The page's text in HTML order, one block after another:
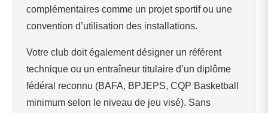
complémentaires comme un projet sportif ou une
convention d’utilisation des installations.
Votre club doit également désigner un référent
technique ou un entraîneur titulaire d’un diplôme
fédéral reconnu (BAFA, BPJEPS, CQP Basketball
minimum selon le niveau de jeu visé). Sans